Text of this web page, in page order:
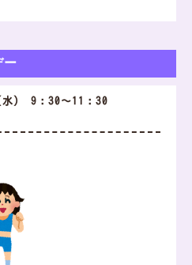
ー
(水) 9：30～11：30